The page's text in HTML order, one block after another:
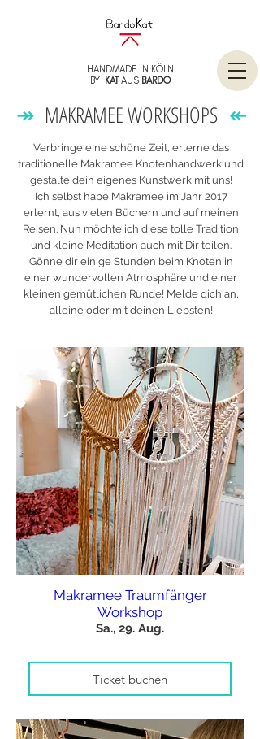
HANDMADE IN KÖLN
BY KATAUS BARDO
↠ MAKRAMEE WORKSHOPS ↞
Verbringe eine schöne Zeit, erlerne das
traditionelle Makramee Knotenhandwerk und
gestalte dein eigenes Kunstwerk mit uns!
Ich selbst habe Makramee im Jahr 2017
erlernt, aus vielen Büchern und auf meinen
Reisen. Nun möchte ich diese tolle Tradition
und kleine Meditation auch mit Dir teilen.
Gönne dir einige Stunden beim Knoten in
einer wundervollen Atmosphäre und einer
kleinen gemütlichen Runde! Melde dich an,
alleine oder mit deinen Liebsten!
Makramee Traumfänger
Workshop
Sa., 29. Aug.
Ticket buchen